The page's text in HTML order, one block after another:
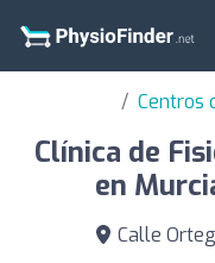
Centros
Clínica de
en
Calle